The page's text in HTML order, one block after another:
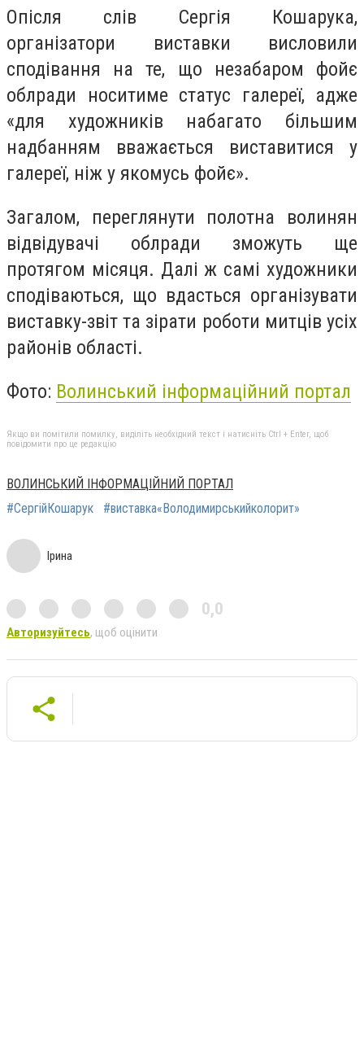
Опісля слів Сергія Кошарука,
організатори виставки висловили
сподівання на те, що незабаром фойє
облради носитиме статус галереї, адже
«для художників набагато більшим
надбанням вважається виставитися у
галереї, ніж у якомусь фойє».
Загалом, переглянути полотна волинян
відвідувачі облради зможуть ще
протягом місяця. Далі ж самі художники
сподіваються, що вдасться організувати
виставку-звіт та зірати роботи митців усіх
районів області.
Фото: Волинський інформаційний портал
Якщо ви помітили помилку, виділіть необхідний текст і натисніть Ctrl + Enter, щоб
повідомити про це редакцію
ВОЛИНСЬКИЙ ІНФОРМАЦІЙНИЙ ПОРТАЛ
#СергійКошарук
#виставка«Володимирськийколорит»
Ірина
0,0
Авторизуйтесь, щоб оцінити